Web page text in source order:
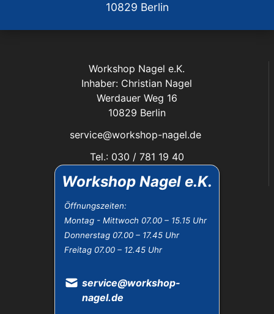
Workshop Nagel e.K.
Öffnungszeiten:
Montag - Mittwoch 07.00 – 15.15 Uhr
Donnerstag 07.00 – 17.45 Uhr
Freitag 07.00 – 12.45 Uhr
service@workshop-
nagel.de
10829 Berlin
Workshop Nagel e.K.
Inhaber: Christian Nagel
Werdauer Weg 16
10829 Berlin
service@workshop-nagel.de
Tel.: 030 / 781 19 40
Das Unternehmen:
Öffnungszeiten
Datenschutz
Impressum
AGB